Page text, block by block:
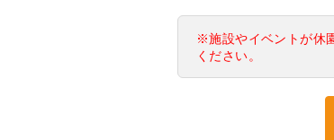
※施設やイベントが休
ください。